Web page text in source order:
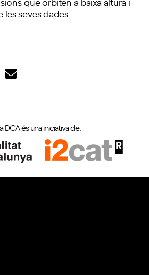
les seves dades.
DCA és una iniciativa de: